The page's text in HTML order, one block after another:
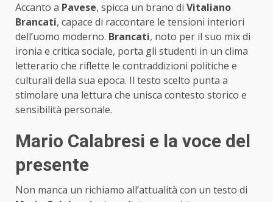
Accanto a Pavese, spicca un brano di Vitaliano
Brancati, capace di raccontare le tensioni interiori
dell’uomo moderno. Brancati, noto per il suo mix di
ironia e critica sociale, porta gli studenti in un clima
letterario che riflette le contraddizioni politiche e
culturali della sua epoca. Il testo scelto punta a
stimolare una lettura che unisca contesto storico e
sensibilità personale.
Mario Calabresi e la voce del
presente
Non manca un richiamo all’attualità con un testo di